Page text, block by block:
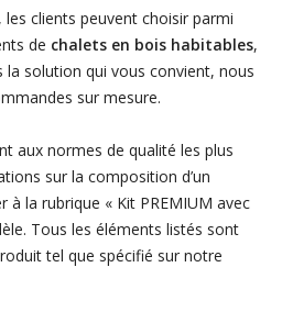
clients peuvent choisir parmi
de chalets en bois habitables,
solution qui vous convient, nous
sur mesure.
aux normes de qualité les plus
sur la composition d’un
à la rubrique « Kit PREMIUM avec
Tous les éléments listés sont
tel que spécifié sur notre